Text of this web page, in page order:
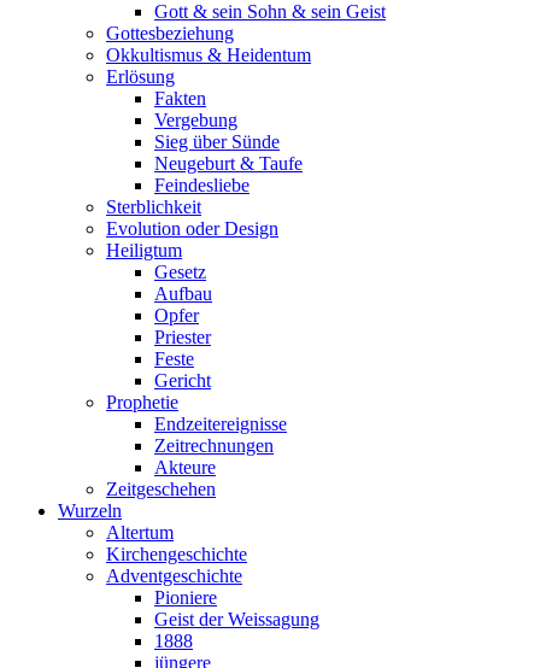
Gott & sein Sohn & sein Geist
Gottesbeziehung
Okkultismus & Heidentum
Erlösung
Fakten
Vergebung
Sieg über Sünde
Neugeburt & Taufe
Feindesliebe
Sterblichkeit
Evolution oder Design
Heiligtum
Gesetz
Aufbau
Opfer
Priester
Feste
Gericht
Prophetie
Endzeitereignisse
Zeitrechnungen
Akteure
Zeitgeschehen
Wurzeln
Altertum
Kirchengeschichte
Adventgeschichte
Pioniere
Geist der Weissagung
1888
jüngere